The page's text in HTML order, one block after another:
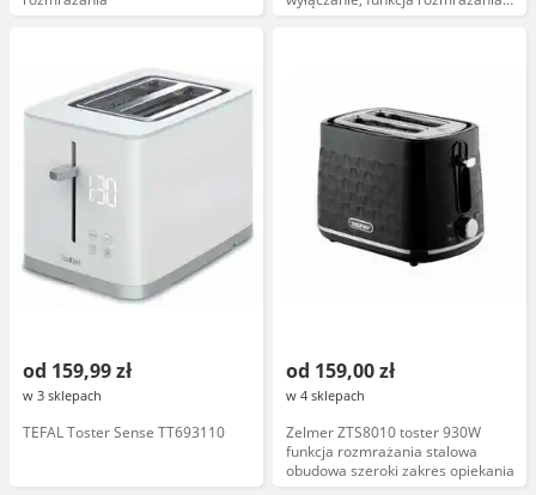
stal nierdzewna, regulacja stopnia
od 159,99 zł
w 3 sklepach
TEFAL Toster Sense TT693110
od 159,00 zł
w 4 sklepach
Zelmer ZTS8010 toster 930W
funkcja rozmrażania stalowa
obudowa szeroki zakres opiekania